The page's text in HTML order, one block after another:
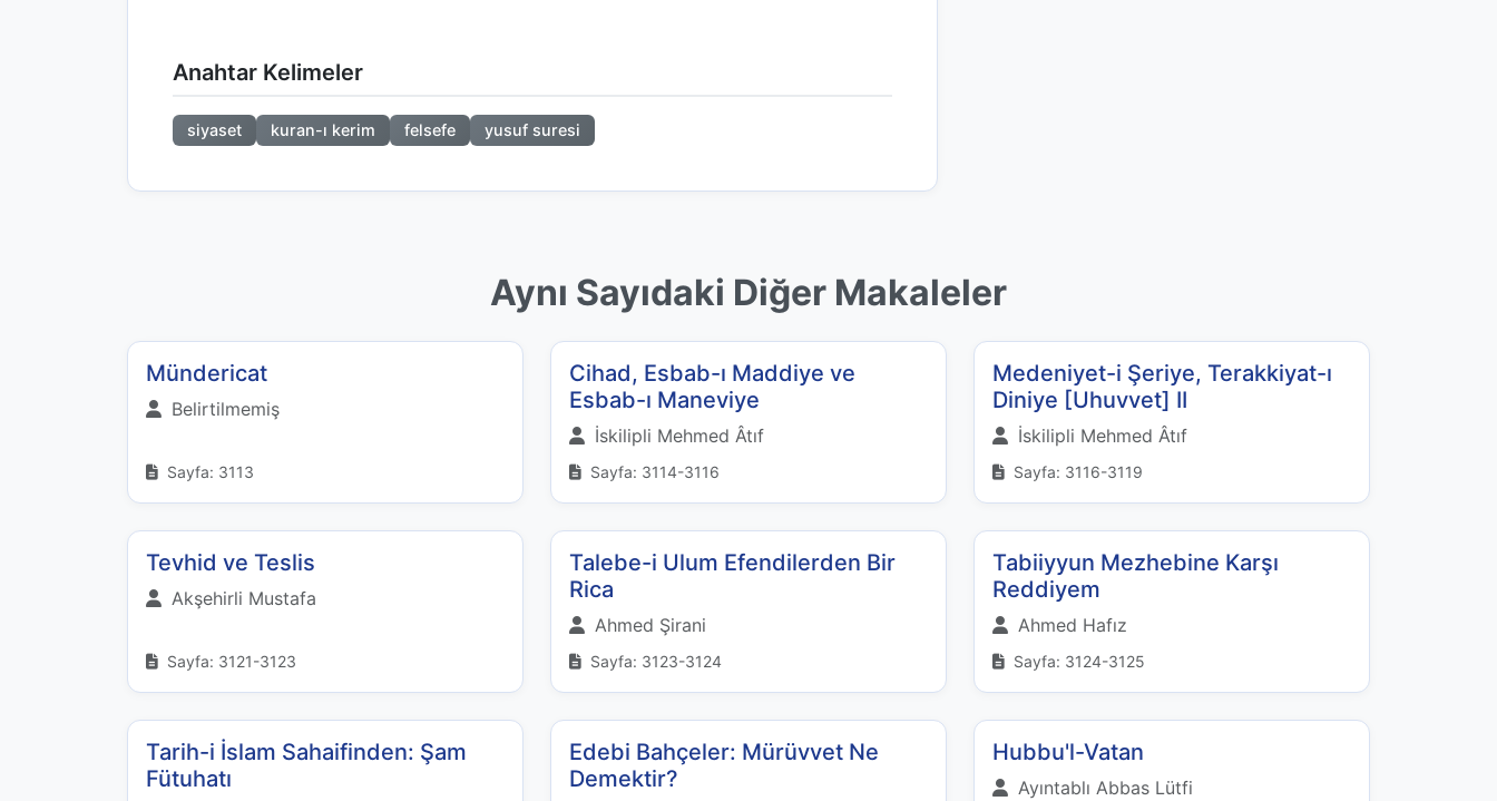
Anahtar Kelimeler
siyaset kuran-ı kerim felsefe yusuf suresi
Aynı Sayıdaki Diğer Makaleler
Mündericat
Belirtilmemiş
Sayfa: 3113
Cihad, Esbab-ı Maddiye ve
Esbab-ı Maneviye
İskilipli Mehmed Âtıf
Sayfa: 3114-3116
Medeniyet-i Şeriye, Terakkiyat-ı
Diniye [Uhuvvet] II
İskilipli Mehmed Âtıf
Sayfa: 3116-3119
Tevhid ve Teslis
Akşehirli Mustafa
Sayfa: 3121-3123
Talebe-i Ulum Efendilerden Bir
Rica
Ahmed Şirani
Sayfa: 3123-3124
Tabiiyyun Mezhebine Karşı
Reddiyem
Ahmed Hafız
Sayfa: 3124-3125
Tarih-i İslam Sahaifinden: Şam
Fütuhatı
Edebi Bahçeler: Mürüvvet Ne
Demektir?
Hubbu'l-Vatan
Ayıntablı Abbas Lütfi